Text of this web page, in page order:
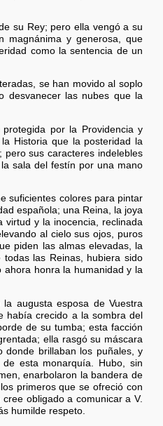
su Rey; pero ella vengó a su
magnánima y generosa, que
como la sentencia de un
se han movido al soplo
desvanecer las nubes que la
por la Providencia y
Historia que la posteridad la
sus caracteres indelebles
sala del festín por una mano
suficientes colores para pintar
española; una Reina, la joya
virtud y la inocencia, reclinada
al cielo sus ojos, puros
piden las almas elevadas, la
las Reinas, hubiera sido
ahora honra la humanidad y la
augusta esposa de Vuestra
había crecido a la sombra del
de su tumba; esta facción
ella rasgó su máscara
donde brillaban los puñales, y
esta monarquía. Hubo, sin
enarbolaron la bandera de
primeros que se ofreció con
obligado a comunicar a V.
humilde respeto.